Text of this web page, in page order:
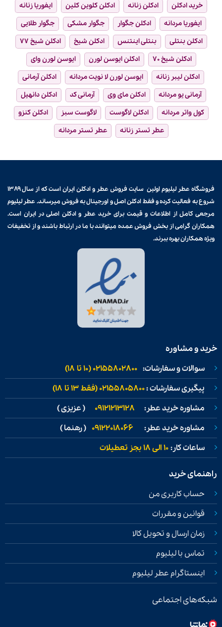
خرید ادکلن ادکلن زنانه ادکلن کلوین کلین
ایفوریا زنانه
ایفوریا مردانه
ادکلن جگوار جگوار مشکی
جگوار طلایی
ادکلن بنتلی
بنتلی اینتنس ادکلن شیخ
ادکلن شیخ ۷۷
ادکلن شیخ ۷۰
ادکلن ایوسن لورن
ایوسن لورن وای
ادکلن لیبر زنانه
ایوسن لورن لا نویت مردانه
ادکلن آرمانی
آرمانی یو مردانه
ادکلن مای وی آرمانی کد
ادکلن دانهیل
کول واتر مردانه
ادکلن لاگوست لاگوست سبز
ادکلن کنزو
عطر تستر زنانه
عطر تستر مردانه
فروشگاه عطر لیلیوم اولین سایت فروشعطر و ادکلن
ایران است که از سال ۱۳۸۹
شروع به فعالیت کرده و فقط ادکلن اصل و اورجینال به فروش میرساند. عطر لیلیوم
مرجعی کامل از اطلاعات و قیمت برایخرید عطر و ادکلن اصلی در ایران است.
همکاران گرامی از بخش فروش عمده میتوانند با ما در ارتباط باشند و از تخفیفات
ویژه همکاران بهره ببرند.
خرید و مشاوره
سوالات و سفارشات: 02155802800 (۱۰ تا ۱۸)
پیگیری سفارشات :02155805800 (فقط ۱۳ تا ۱۸)
مشاوره خرید عطر: 09121213128 ( عزیزی )
مشاوره خرید عطر: 09122018066 ( رهنما )
ساعات کار:۱۰ الی ۱۸ بجز تعطیلات
راهنمای خرید
حساب کاربری من
قوانین و مقررات
زمان ارسال و تحویل کالا
تماس با لیلیوم
اینستاگرام عطر لیلیوم
شبکه‌های اجتماعی